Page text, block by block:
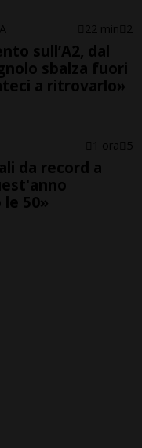
22 min 2
sull’A2, dal
sbalza fuori
a ritrovarlo»
1 ora 5
da record a
50»